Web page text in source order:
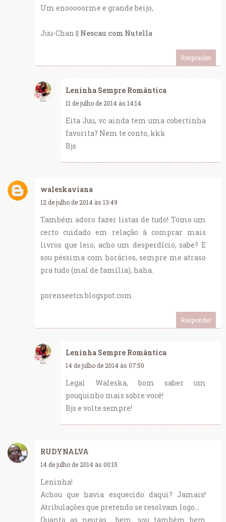
Um enooooorme e grande beijo,
Juu-Chan || Nescau com Nutella
Responder
Leninha Sempre Romântica
11 de julho de 2014 às 14:14
Eita Juu, vc ainda tem uma cobertinha
favorita? Nem te conto, kkk
Bjs
waleskaviana
12 de julho de 2014 às 13:49
Também adoro fazer listas de tudo! Tomo um
certo cuidado em relação à comprar mais
livros que leio, acho um desperdício, sabe? E
sou péssima com horários, sempre me atraso
pra tudo (mal de família), haha.
porenseetcs.blogspot.com
Responder
Leninha Sempre Romântica
14 de julho de 2014 às 07:50
Legal Waleska, bom saber um
pouquinho mais sobre você!
Bjs e volte sempre!
RUDYNALVA
14 de julho de 2014 às 00:15
Leninha!
Achou que havia esquecido daqui? Jamais!
Atribulações que pretendo se resolvam logo...
Quanto as neuras... bem, sou também bem